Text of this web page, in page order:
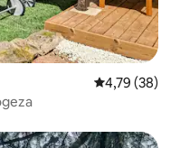
Prosječna
4,79 (38)